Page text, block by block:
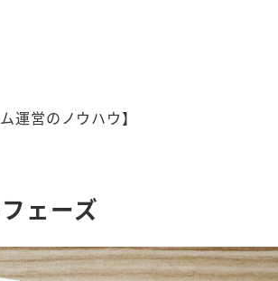
運営のノウハウ】
ェーズ